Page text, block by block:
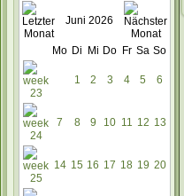
Juni 2026
Mo Di Mi Do Fr Sa So
1 2 3 4 5 6
7 8 9 10 11 12 13
14 15 16 17 18 19 20